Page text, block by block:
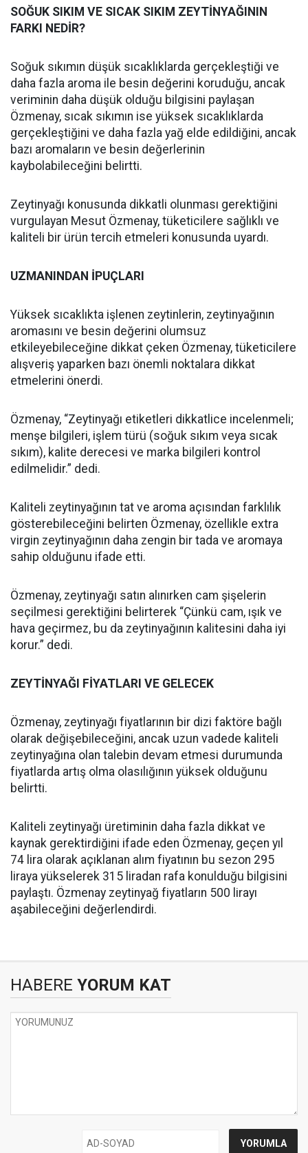
SOĞUK SIKIM VE SICAK SIKIM ZEYTİNYAĞININ
FARKI NEDİR?
Soğuk sıkımın düşük sıcaklıklarda gerçekleştiği ve
daha fazla aroma ile besin değerini koruduğu, ancak
veriminin daha düşük olduğu bilgisini paylaşan
Özmenay, sıcak sıkımın ise yüksek sıcaklıklarda
gerçekleştiğini ve daha fazla yağ elde edildiğini, ancak
bazı aromaların ve besin değerlerinin
kaybolabileceğini belirtti.
Zeytinyağı konusunda dikkatli olunması gerektiğini
vurgulayan Mesut Özmenay, tüketicilere sağlıklı ve
kaliteli bir ürün tercih etmeleri konusunda uyardı.
UZMANINDAN İPUÇLARI
Yüksek sıcaklıkta işlenen zeytinlerin, zeytinyağının
aromasını ve besin değerini olumsuz
etkileyebileceğine dikkat çeken Özmenay, tüketicilere
alışveriş yaparken bazı önemli noktalara dikkat
etmelerini önerdi.
Özmenay, “Zeytinyağı etiketleri dikkatlice incelenmeli;
menşe bilgileri, işlem türü (soğuk sıkım veya sıcak
sıkım), kalite derecesi ve marka bilgileri kontrol
edilmelidir.” dedi.
Kaliteli zeytinyağının tat ve aroma açısından farklılık
gösterebileceğini belirten Özmenay, özellikle extra
virgin zeytinyağının daha zengin bir tada ve aromaya
sahip olduğunu ifade etti.
Özmenay, zeytinyağı satın alınırken cam şişelerin
seçilmesi gerektiğini belirterek “Çünkü cam, ışık ve
hava geçirmez, bu da zeytinyağının kalitesini daha iyi
korur.” dedi.
ZEYTİNYAĞI FİYATLARI VE GELECEK
Özmenay, zeytinyağı fiyatlarının bir dizi faktöre bağlı
olarak değişebileceğini, ancak uzun vadede kaliteli
zeytinyağına olan talebin devam etmesi durumunda
fiyatlarda artış olma olasılığının yüksek olduğunu
belirtti.
Kaliteli zeytinyağı üretiminin daha fazla dikkat ve
kaynak gerektirdiğini ifade eden Özmenay, geçen yıl
74 lira olarak açıklanan alım fiyatının bu sezon 295
liraya yükselerek 315 liradan rafa konulduğu bilgisini
paylaştı. Özmenay zeytinyağ fiyatların 500 lirayı
aşabileceğini değerlendirdi.
HABERE YORUM KAT